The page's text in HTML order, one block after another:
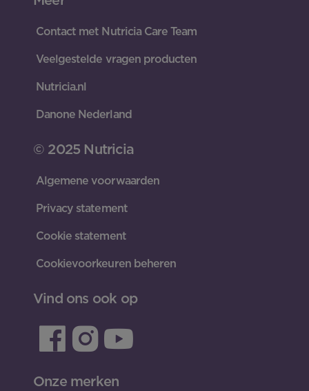
Contact met Nutricia Care Team
Veelgestelde vragen producten
Nutricia.nl
Danone Nederland
© 2025 Nutricia
Algemene voorwaarden
Privacy statement
Cookie statement
Cookievoorkeuren beheren
Vind ons ook op
Onze merken